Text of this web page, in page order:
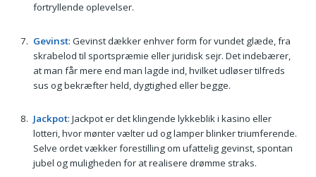
fortryllende oplevelser.
Gevinst: Gevinst dækker enhver form for vundet glæde, fra
skrabelod til sportspræmie eller juridisk sejr. Det indebærer,
at man får mere end man lagde ind, hvilket udløser tilfreds
sus og bekræfter held, dygtighed eller begge.
Jackpot: Jackpot er det klingende lykkeblik i kasino eller
lotteri, hvor mønter vælter ud og lamper blinker triumferende.
Selve ordet vækker forestilling om ufattelig gevinst, spontan
jubel og muligheden for at realisere drømme straks.